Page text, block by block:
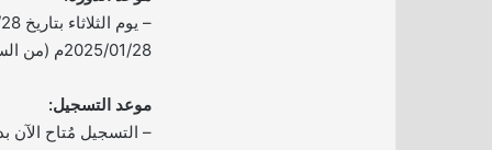
2025/01/28م (من الساعة 3:30 مساءً).
موعد التسجيل:
– التسجيل مُتاح الآن